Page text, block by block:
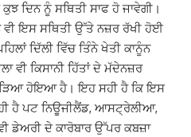
ਦਿਨ ਨੂੰ ਸਥਿਤੀ ਸਾਫ ਹੋ ਜਾਵੇਗੀ।
ਇਸ ਸਥਿਤੀ ਉੱਤੇ ਨਜ਼ਰ ਰੱਖੀ ਹੋਈ
ਦਿੱਲੀ ਵਿੱਚ ਤਿੰਨੇ ਖੇਤੀ ਕਾਨੂੰਨ
ਵੀ ਕਿਸਾਨੀ ਹਿੱਤਾਂ ਦੇ ਮੱਦੇਨਜ਼ਰ
ਹੋਇਆ ਹੈ। ਇਹ ਸਹੀ ਹੈ ਕਿ ਇਸ
ਹੈ ਪਟ ਨਿਊਜੀਲੈਂਡ, ਆਸਟ੍ਰੇਲੀਆ,
ਦੇ ਕਾਰੋਬਾਰ ਉੱਪਰ ਕਬਜ਼ਾ